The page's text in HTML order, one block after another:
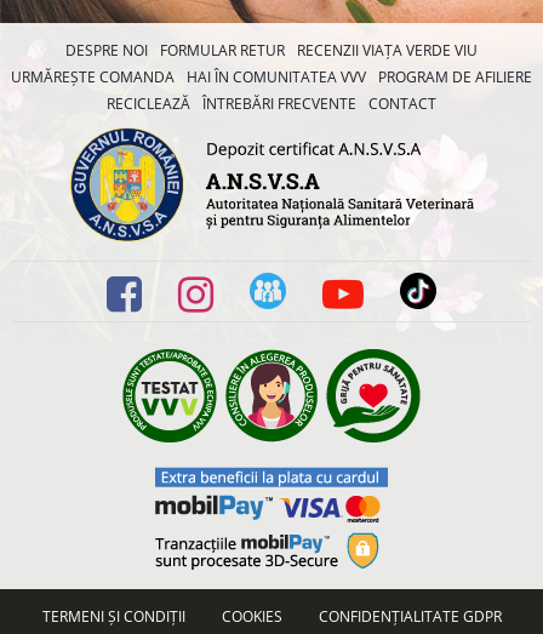
DESPRE NOI FORMULAR RETUR
RECENZII VIAȚA VERDE VIU
URMĂREȘTE COMANDA
HAI ÎN COMUNITATEA VVV
PROGRAM DE AFILIERE
RECICLEAZĂ ÎNTREBĂRI FRECVENTE CONTACT
TERMENI ȘI CONDIȚII COOKIES
CONFIDENȚIALITATE GDPR